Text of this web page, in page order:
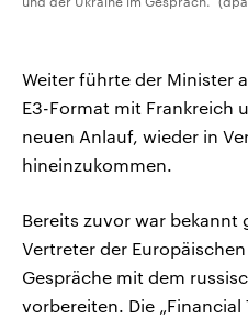
Weiter führte der Minister
⁠E3-Format mit Frankreich
neuen Anlauf, wieder in
hineinzukommen.
Bereits zuvor war bekannt
Vertreter der
Gespräche mit dem
vorbereiten. Die